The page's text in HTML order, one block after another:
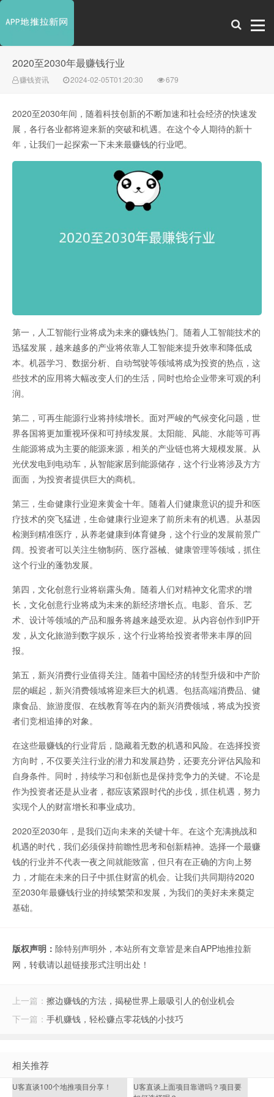
2020至2030年最赚钱行业
赚钱资讯 2024-02-05T01:20:30 679
2020至2030年间，随着科技创新的不断加速和社会经济的快速发
展，各行各业都将迎来新的突破和机遇。在这个令人期待的新十
年，让我们一起探索一下未来最赚钱的行业吧。
第一，人工智能行业将成为未来的赚钱热门。随着人工智能技术的
迅猛发展，越来越多的产业将依靠人工智能来提升效率和降低成
本。机器学习、数据分析、自动驾驶等领域将成为投资的热点，这
些技术的应用将大幅改变人们的生活，同时也给企业带来可观的利
润。
第二，可再生能源行业将持续增长。面对严峻的气候变化问题，世
界各国将更加重视环保和可持续发展。太阳能、风能、水能等可再
生能源将成为主要的能源来源，相关的产业链也将大规模发展。从
光伏发电到电动车，从智能家居到能源储存，这个行业将涉及方方
面面，为投资者提供巨大的商机。
第三，生命健康行业迎来黄金十年。随着人们健康意识的提升和医
疗技术的突飞猛进，生命健康行业迎来了前所未有的机遇。从基因
检测到精准医疗，从养老健康到体育健身，这个行业的发展前景广
阔。投资者可以关注生物制药、医疗器械、健康管理等领域，抓住
这个行业的蓬勃发展。
第四，文化创意行业将崭露头角。随着人们对精神文化需求的增
长，文化创意行业将成为未来的新经济增长点。电影、音乐、艺
术、设计等领域的产品和服务将越来越受欢迎。从内容创作到IP开
发，从文化旅游到数字娱乐，这个行业将给投资者带来丰厚的回
报。
第五，新兴消费行业值得关注。随着中国经济的转型升级和中产阶
层的崛起，新兴消费领域将迎来巨大的机遇。包括高端消费品、健
康食品、旅游度假、在线教育等在内的新兴消费领域，将成为投资
者们竞相追捧的对象。
在这些最赚钱的行业背后，隐藏着无数的机遇和风险。在选择投资
方向时，不仅要关注行业的潜力和发展趋势，还要充分评估风险和
自身条件。同时，持续学习和创新也是保持竞争力的关键。不论是
作为投资者还是从业者，都应该紧跟时代的步伐，抓住机遇，努力
实现个人的财富增长和事业成功。
2020至2030年，是我们迈向未来的关键十年。在这个充满挑战和
机遇的时代，我们必须保持前瞻性思考和创新精神。选择一个最赚
钱的行业并不代表一夜之间就能致富，但只有在正确的方向上努
力，才能在未来的日子中抓住财富的机会。让我们共同期待2020
至2030年最赚钱行业的持续繁荣和发展，为我们的美好未来奠定
基础。
版权声明： 除特别声明外，本站所有文章皆是来自APP地推拉新
网，转载请以超链接形式注明出处！
上一篇： 擦边赚钱的方法，揭秘世界上最吸引人的创业机会
下一篇： 手机赚钱，轻松赚点零花钱的小技巧
相关推荐
U客直谈100个地推项目分享！
U客直谈上面项目靠谱吗？项目要